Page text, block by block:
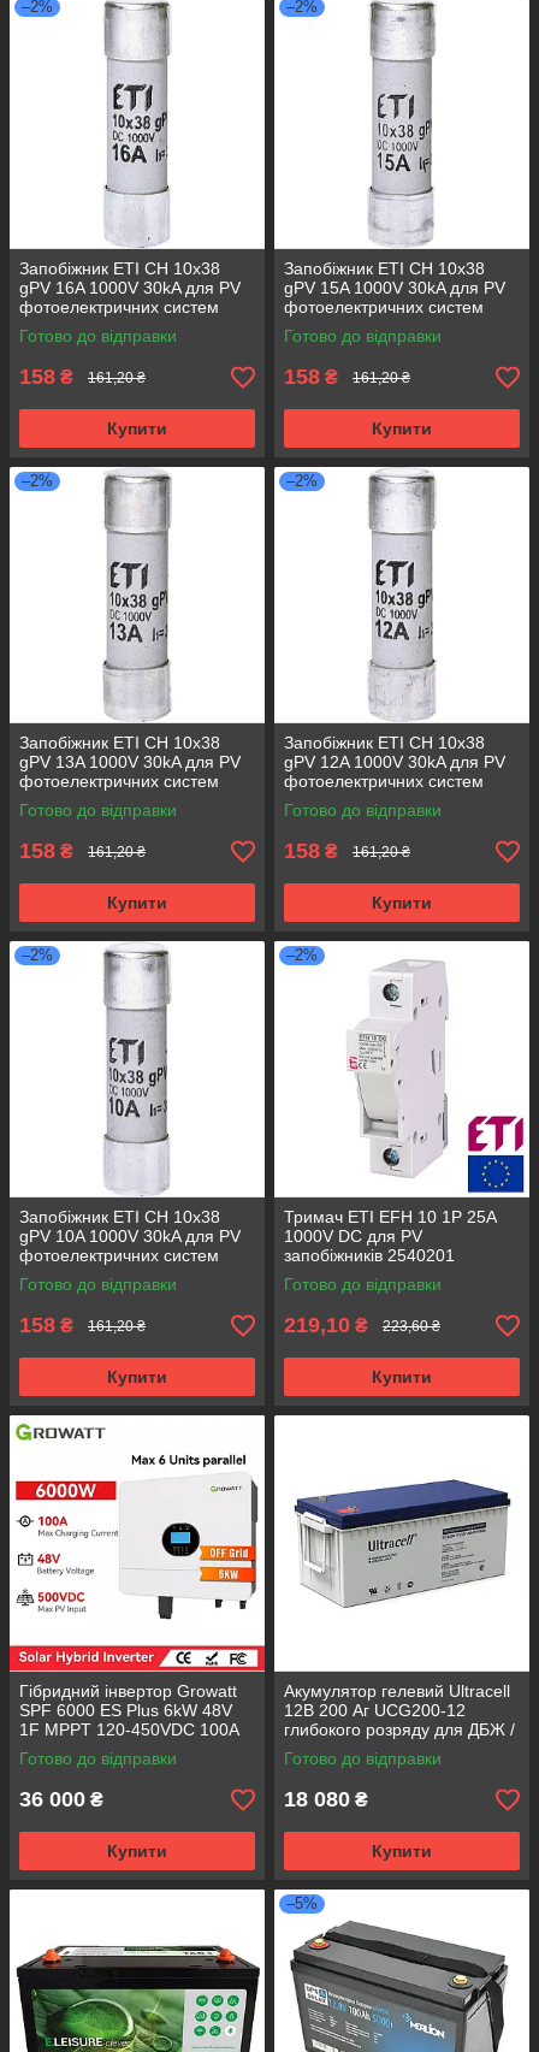
–2%
Запобіжник ETI CH 10x38
gPV 16A 1000V 30kA для PV
фотоелектричних систем
2625081
Готово до відправки
158 ₴ 161,20 ₴
Купити
–2%
Запобіжник ETI CH 10x38
gPV 15A 1000V 30kA для PV
фотоелектричних систем
2625080
Готово до відправки
158 ₴ 161,20 ₴
Купити
–2%
Запобіжник ETI CH 10x38
gPV 13A 1000V 30kA для PV
фотоелектричних систем
2625078
Готово до відправки
158 ₴ 161,20 ₴
Купити
–2%
Запобіжник ETI CH 10x38
gPV 12A 1000V 30kA для PV
фотоелектричних систем
2625077
Готово до відправки
158 ₴ 161,20 ₴
Купити
–2%
Запобіжник ETI CH 10x38
gPV 10A 1000V 30kA для PV
фотоелектричних систем
2625075
Готово до відправки
158 ₴ 161,20 ₴
Купити
–2%
Тримач ETI EFH 10 1P 25A
1000V DC для PV
запобіжників 2540201
Готово до відправки
219,10 ₴ 223,60 ₴
Купити
Гібридний інвертор Growatt
SPF 6000 ES Plus 6kW 48V
1F MPPT 120-450VDC 100А
WiFi
Готово до відправки
36 000 ₴
Купити
Акумулятор гелевий Ultracell
12В 200 Аг UCG200-12
глибокого розряду для ДБЖ /
інвертора
Готово до відправки
18 080 ₴
Купити
–5%